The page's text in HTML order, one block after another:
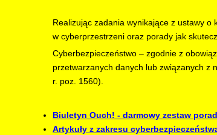
Realizując zadania wynikające z ustawy
w cyberprzestrzeni oraz porady jak
Cyberbezpieczeństwo – zgodnie z
przetwarzanych danych lub związanych z
r. poz. 1560).
Biuletyn Ouch! - darmowy zestaw
Artykuły z zakresu